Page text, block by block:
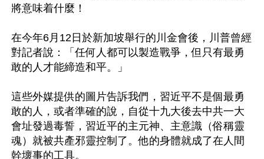
將意味着什麼！
在今年6月12日於新加坡舉行的川金會後，川普曾經
對記者說：「任何人都可以製造戰爭，但只有最勇
敢的人才能締造和平。」
這些外媒提供的圖片告訴我們，習近平不是個最勇
敢的人，或者準確的說，自從十九大後去中共一大
會址發過毒誓，習近平的主元神、主意識（俗稱靈
魂）就被共產邪靈控制了。他的身體就成了在人間